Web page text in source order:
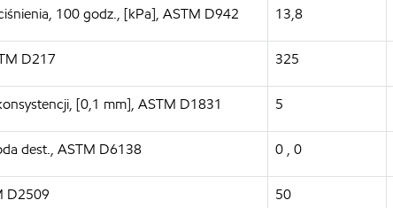
100 godz., [kPa], ASTM D942 13,8
D217 325
[0,1 mm], ASTM D1831 5
dest., ASTM D6138 0 , 0
D2509 50